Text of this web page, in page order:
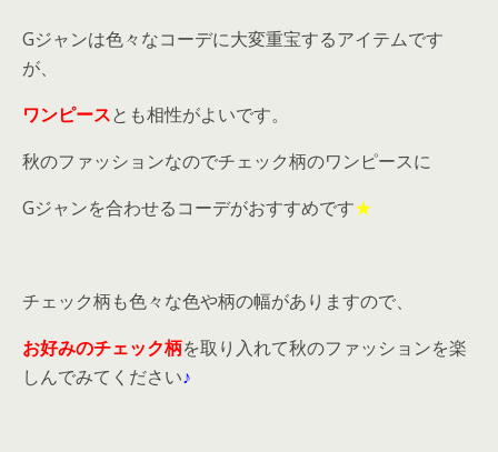
Gジャンは色々なコーデに大変重宝するアイテムです
が、
ワンピースとも相性がよいです。
秋のファッションなのでチェック柄のワンピースに
Gジャンを合わせるコーデがおすすめです★
チェック柄も色々な色や柄の幅がありますので、
お好みのチェック柄を取り入れて秋のファッションを楽
しんでみてください♪